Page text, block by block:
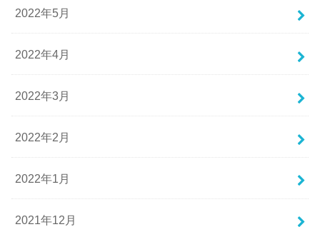
2022年5月
2022年4月
2022年3月
2022年2月
2022年1月
2021年12月